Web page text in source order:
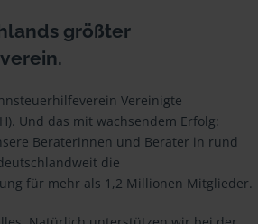
größter
Vereinigte
Und das mit wachsendem Erfolg:
Beraterinnen und Berater in rund
die
für mehr als 1,2 Millionen Mitglieder.